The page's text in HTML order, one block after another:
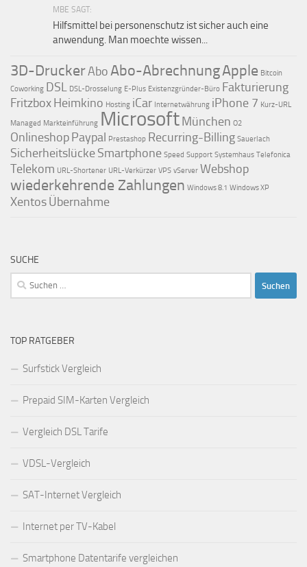
MBE SAGT:
Hilfsmittel bei personenschutz ist sicher auch eine
anwendung. Man moechte wissen...
3D-DruckerAbo Abo-AbrechnungApple Bitcoin
Coworking DSL DSL-Drosselung E-Plus Existenzgründer-Büro Fakturierung
Fritzbox Heimkino Hosting iCar Internetwährung iPhone 7 Kurz-URL
Managed Markteinführung Microsoft München O2
Onlineshop Paypal Prestashop Recurring-Billing Sauerlach
Sicherheitslücke Smartphone Speed Support Systemhaus Telefonica
Telekom URL-Shortener URL-Verkürzer VPS vServer Webshop
wiederkehrende Zahlungen Windows 8.1 Windows XP
Xentos Übernahme
SUCHE
Suchen
nach:
TOP RATGEBER
Surfstick Vergleich
Prepaid SIM-Karten Vergleich
Vergleich DSL Tarife
VDSL-Vergleich
SAT-Internet Vergleich
Internet per TV-Kabel
Smartphone Datentarife vergleichen